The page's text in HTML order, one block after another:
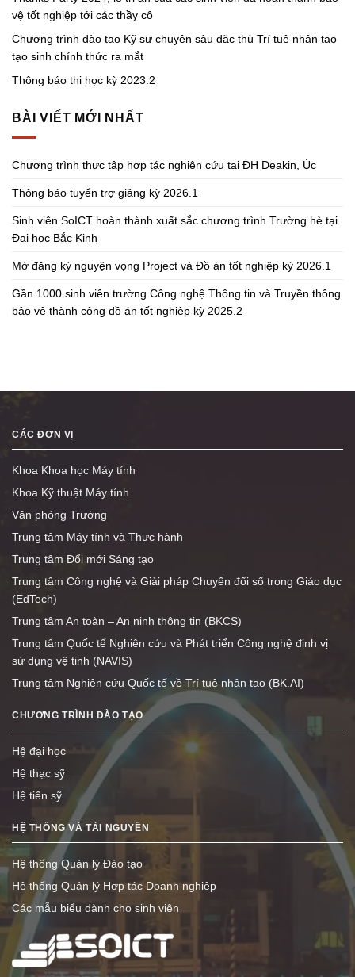
vệ tốt nghiệp tới các thầy cô
Chương trình đào tạo Kỹ sư chuyên sâu đặc thù Trí tuệ nhân tạo
tạo sinh chính thức ra mắt
Thông báo thi học kỳ 2023.2
BÀI VIẾT MỚI NHẤT
Chương trình thực tập hợp tác nghiên cứu tại ĐH Deakin, Úc
Thông báo tuyển trợ giảng kỳ 2026.1
Sinh viên SoICT hoàn thành xuất sắc chương trình Trường hè tại
Đại học Bắc Kinh
Mở đăng ký nguyện vọng Project và Đồ án tốt nghiệp kỳ 2026.1
Gần 1000 sinh viên trường Công nghệ Thông tin và Truyền thông
bảo vệ thành công đồ án tốt nghiệp kỳ 2025.2
CÁC ĐƠN VỊ
Khoa Khoa học Máy tính
Khoa Kỹ thuật Máy tính
Văn phòng Trường
Trung tâm Máy tính và Thực hành
Trung tâm Đổi mới Sáng tạo
Trung tâm Công nghệ và Giải pháp Chuyển đổi số trong Giáo dục
(EdTech)
Trung tâm An toàn – An ninh thông tin (BKCS)
Trung tâm Quốc tế Nghiên cứu và Phát triển Công nghệ định vị
sử dụng vệ tinh (NAVIS)
Trung tâm Nghiên cứu Quốc tế về Trí tuệ nhân tạo (BK.AI)
CHƯƠNG TRÌNH ĐÀO TẠO
Hệ đại học
Hệ thạc sỹ
Hệ tiến sỹ
HỆ THỐNG VÀ TÀI NGUYÊN
Hệ thống Quản lý Đào tạo
Hệ thống Quản lý Hợp tác Doanh nghiệp
Các mẫu biểu dành cho sinh viên